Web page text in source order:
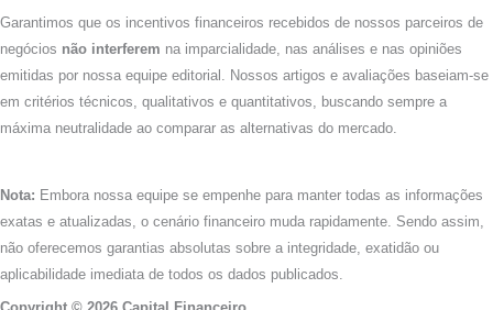
Garantimos que os incentivos financeiros recebidos de nossos parceiros de
negócios não interferem na imparcialidade, nas análises e nas opiniões
emitidas por nossa equipe editorial. Nossos artigos e avaliações baseiam-se
em critérios técnicos, qualitativos e quantitativos, buscando sempre a
máxima neutralidade ao comparar as alternativas do mercado.
Nota: Embora nossa equipe se empenhe para manter todas as informações
exatas e atualizadas, o cenário financeiro muda rapidamente. Sendo assim,
não oferecemos garantias absolutas sobre a integridade, exatidão ou
aplicabilidade imediata de todos os dados publicados.